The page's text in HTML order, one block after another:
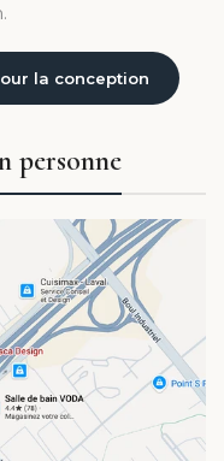
la conception
personne